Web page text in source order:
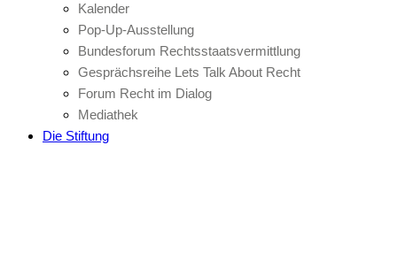
Kalender
Pop-Up-Ausstellung
Bundesforum Rechtsstaatsvermittlung
Gesprächsreihe Lets Talk About Recht
Forum Recht im Dialog
Mediathek
Die Stiftung